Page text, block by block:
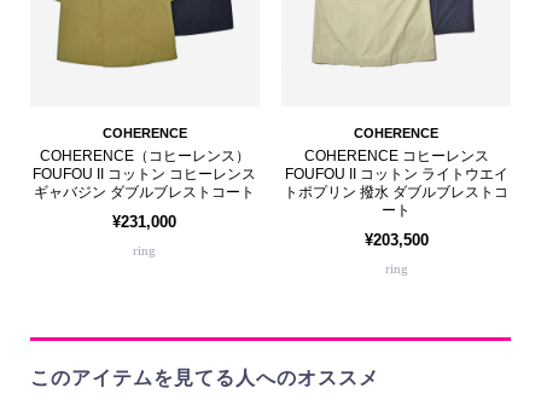
COHERENCE
COHERENCE（コヒーレンス）
FOUFOU II コットン コヒーレンス
ギャバジン ダブルブレストコート
¥231,000
ring
COHERENCE
COHERENCE コヒーレンス
FOUFOU II コットン ライトウエイ
トポプリン 撥水 ダブルブレストコ
ート
¥203,500
ring
このアイテムを見てる人へのオススメ